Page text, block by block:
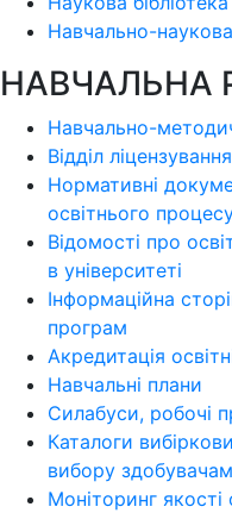
Навчально-
НАВЧАЛЬНА
Навчально-
Відділ
Нормативні
освітнього
Відомості про
в університеті
Інформаційна
програм
Акредитація
Навчальні плани
Силабуси, робочі
Каталоги
вибору
Моніторинг якості